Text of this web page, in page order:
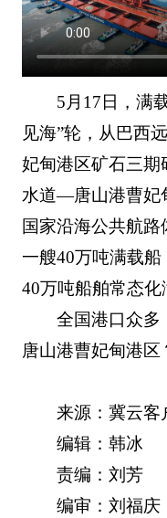
5月17日，满
见海”轮，从巴西
妃甸港区矿石三期
水道—唐山港曹妃
国家沿海公共航
一艘40万吨满载
40万吨船舶常态化
全国港口众多
唐山港曹妃甸港区
来源：冀云客
编辑：韩冰
责编：刘芳
编审：刘福庆